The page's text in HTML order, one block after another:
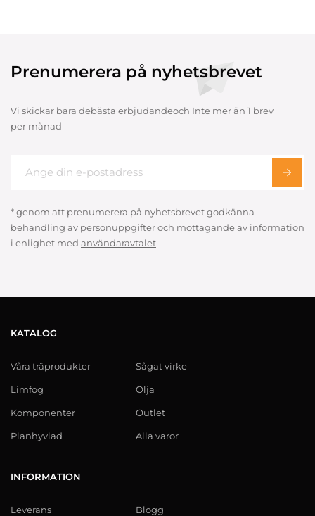
Prenumerera på nyhetsbrevet
Vi skickar bara debästa erbjudandeoch Inte mer än 1 brev
per månad
* genom att prenumerera på nyhetsbrevet godkänna
behandling av personuppgifter och mottagande av information
i enlighet med användaravtalet
KATALOG
Våra träprodukter
Limfog
Komponenter
Planhyvlad
Sågat virke
Olja
Outlet
Alla varor
INFORMATION
Leverans Blogg